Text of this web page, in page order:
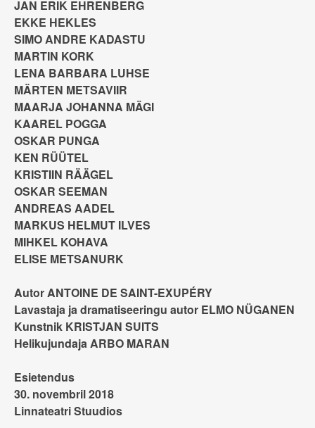
JAN ERIK EHRENBERG
EKKE HEKLES
SIMO ANDRE KADASTU
MARTIN KORK
LENA BARBARA LUHSE
MÄRTEN METSAVIIR
MAARJA JOHANNA MÄGI
KAAREL POGGA
OSKAR PUNGA
KEN RÜÜTEL
KRISTIIN RÄÄGEL
OSKAR SEEMAN
ANDREAS AADEL
MARKUS HELMUT ILVES
MIHKEL KOHAVA
ELISE METSANURK
Autor ANTOINE DE SAINT-EXUPÉRY
Lavastaja ja dramatiseeringu autor ELMO NÜGANEN
Kunstnik KRISTJAN SUITS
Helikujundaja ARBO MARAN
Esietendus
30. novembril 2018
Linnateatri Stuudios